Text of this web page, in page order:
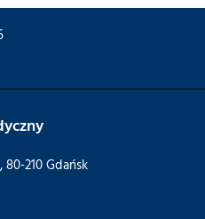
80-210 Gdańsk